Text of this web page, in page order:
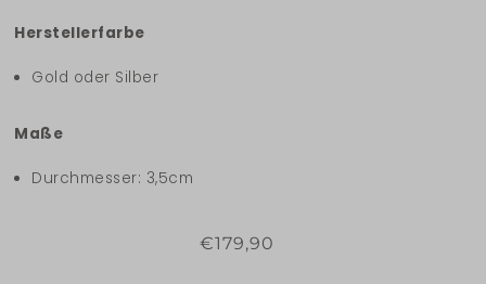
Herstellerfarbe
Gold oder Silber
Maße
Durchmesser: 3,5cm
€179,90